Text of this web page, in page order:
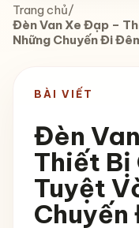
Trang chủ/
Đèn Van Xe Đạp –
Những Chuyến Đi
BÀI VIẾT
Đèn
Thiết Bị
Tuyệt